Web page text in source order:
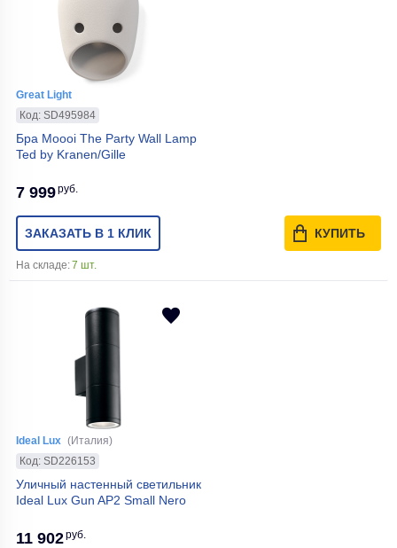
Great Light
Код: SD495984
Бра Moooi The Party Wall Lamp
Ted by Kranen/Gille
7 999руб.
ЗАКАЗАТЬ В 1 КЛИК КУПИТЬ
На складе:7 шт.
Ideal Lux (Италия)
Код: SD226153
Уличный настенный светильник
Ideal Lux Gun AP2 Small Nero
11 902руб.